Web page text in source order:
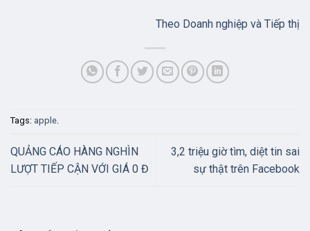
Theo Doanh nghiệp và Tiếp thị
Tags: apple.
QUẢNG CÁO HÀNG NGHÌN
LƯỢT TIẾP CẬN VỚI GIÁ 0 Đ
3,2 triệu giờ tìm, diệt tin sai
sự thật trên Facebook